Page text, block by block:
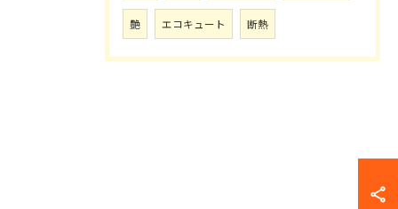
艶 エコキュート 断熱